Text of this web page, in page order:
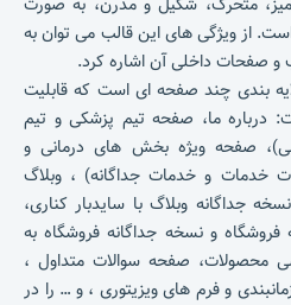
از ویژگی های این قالب می توان به
صفحات داخلی آن اشاره کرد.
بندی چند صفحه ای است که قابلیت
درباره ما، صفحه تیم پزشکی و تیم
صفحه ویژه بخش های درمانی و
خدمات و خدمات جداگانه) ، وبلاگ
جداگانه وبلاگ با سایدبار کناری،
خطای 404، صفحه فروشگاه و نسخه جداگانه فروشگاه به
محصولات، صفحه سوالات متداول ،
و فرم های ویزیتوری ، و … را در